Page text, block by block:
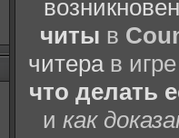
читы в
читерав
что делать
икак